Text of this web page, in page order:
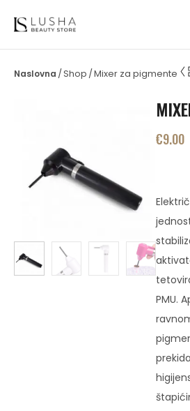
/Shop /Mixer za pigmente
€9.00
PMU.